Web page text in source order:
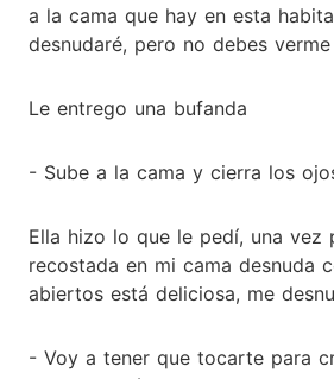
a la cama que hay en esta
desnudaré, pero no debes
Le entrego una bufanda
- Sube a la cama y cierra los
Ella hizo lo que le pedí, una vez
recostada en mi cama desnuda
abiertos está deliciosa, me
- Voy a tener que tocarte para